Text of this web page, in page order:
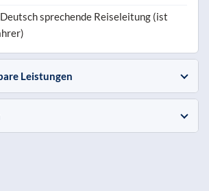
sprechende Reiseleitung (ist
Leistungen